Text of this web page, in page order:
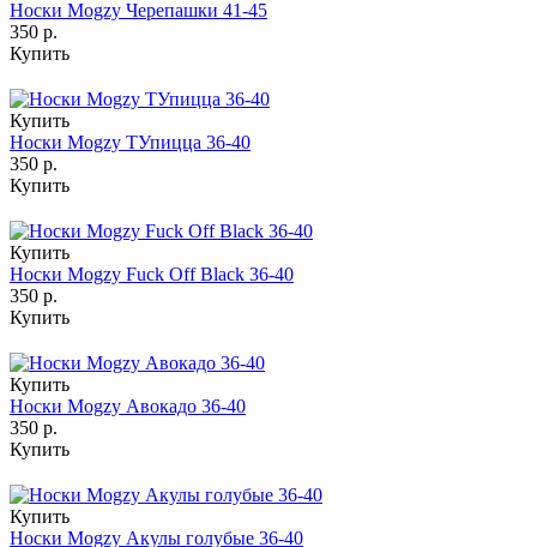
Носки Mogzy Черепашки 41-45
350 р.
Купить
Купить
Носки Mogzy ТУпицца 36-40
350 р.
Купить
Купить
Носки Mogzy Fuck Off Black 36-40
350 р.
Купить
Купить
Носки Mogzy Авокадо 36-40
350 р.
Купить
Купить
Носки Mogzy Акулы голубые 36-40